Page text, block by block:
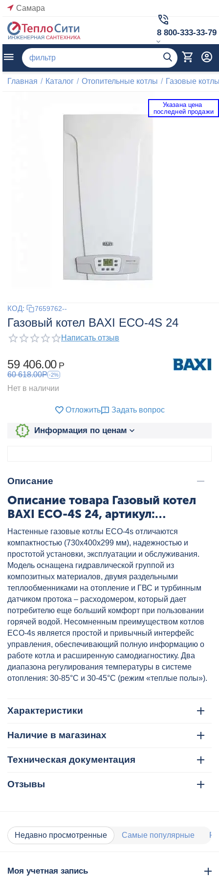
Самара
8 800-333-33-79
Главная / Каталог / Отопительные котлы / Газовые
Указана цена
последней продажи
КОД: 7659762--
Газовый котел BAXI ECO-4S 24
Написать отзыв
59 406.00 Р
60 618.00Р -2%
Нет в наличии
Отложить Задать вопрос
Информация по ценам
Описание
Описание товара Газовый котел
BAXI ECO-4S 24, артикул:
7659762--
Настенные газовые котлы ECO-4s отличаются
компактностью (730х400х299 мм), надежностью и
простотой установки, эксплуатации и обслуживания.
Модель оснащена гидравлической группой из
композитных материалов, двумя раздельными
теплообменниками на отопление и ГВС и турбинным
датчиком протока – расходомером, который дает
потребителю еще больший комфорт при пользовании
горячей водой. Несомненным преимуществом котлов
ECO-4s является простой и привычный интерфейс
управления, обеспечивающий полную информацию о
работе котла и расширенную самодиагностику. Два
диапазона регулирования температуры в системе
отопления: 30-85°С и 30-45°С (режим «теплые полы»).
Характеристики
Наличие в магазинах
Техническая документация
Отзывы
Недавно просмотренные Самые популярные
Моя учетная запись